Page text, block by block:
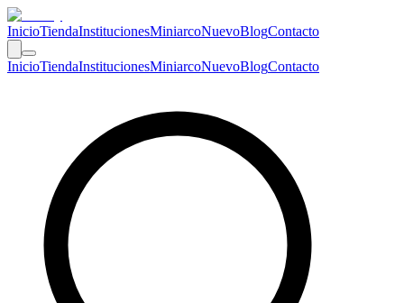
InicioTiendaInstitucionesMiniarcoNuevoBlogContacto
InicioTiendaInstitucionesMiniarcoNuevoBlogContacto